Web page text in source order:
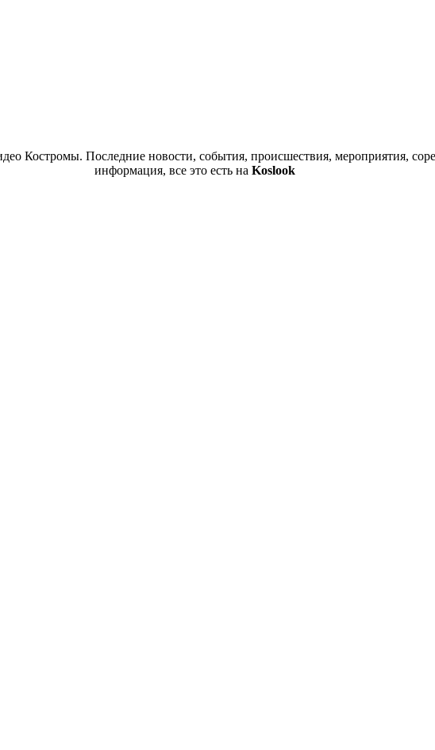
Костромы. Последние новости, события, происшествия, мероприятия,
информация, все это есть на Koslook